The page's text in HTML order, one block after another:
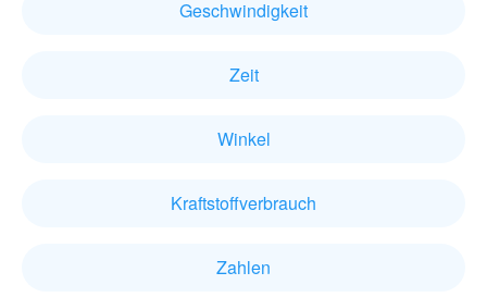
Geschwindigkeit
Zeit
Winkel
Kraftstoffverbrauch
Zahlen